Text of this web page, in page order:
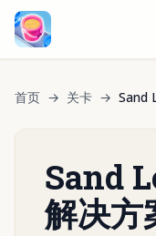
首页 → 关卡 → Sand
Sand
解决方